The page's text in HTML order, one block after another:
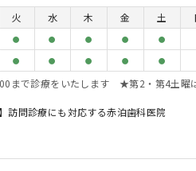
火 水 木 金 土
● ● ● ● ●
● ● ● ● ●
まで診療をいたします ★第2・第4土曜
訪問診療にも対応する赤泊歯科医院